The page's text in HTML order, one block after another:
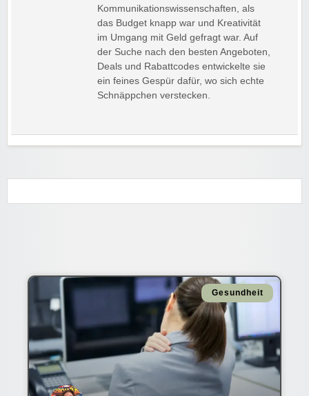
Kommunikationswissenschaften, als
das Budget knapp war und Kreativität
im Umgang mit Geld gefragt war. Auf
der Suche nach den besten Angeboten,
Deals und Rabattcodes entwickelte sie
ein feines Gespür dafür, wo sich echte
Schnäppchen verstecken.
Gesundheit